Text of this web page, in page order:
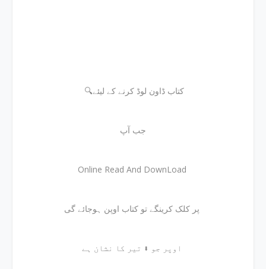
🔍کتاب ڈاون لوڈ کرنے کے لیئے
جب آپ
Online Read And DownLoad